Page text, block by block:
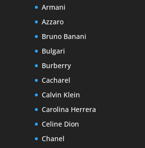
Armani
Azzaro
Bruno Banani
Bulgari
Burberry
Cacharel
Calvin Klein
Carolina Herrera
Celine Dion
Chanel